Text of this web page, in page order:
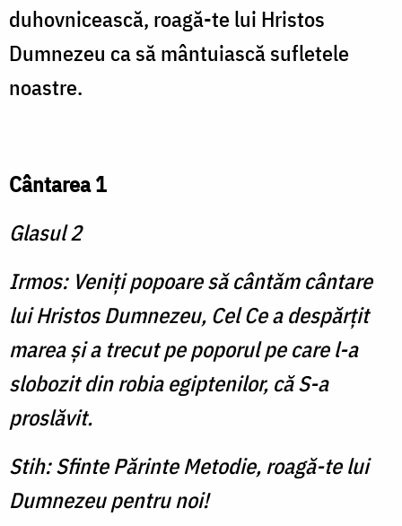
duhovnicească, roagă-te lui Hristos
Dumnezeu ca să mântuiască sufletele
noastre.
Cântarea 1
Glasul 2
Irmos: Veniţi popoare să cântăm cântare
lui Hristos Dumnezeu, Cel Ce a despărţit
marea şi a trecut pe poporul pe care l-a
slobozit din robia egiptenilor, că S-a
proslăvit.
Stih: Sfinte Părinte Metodie, roagă-te lui
Dumnezeu pentru noi!